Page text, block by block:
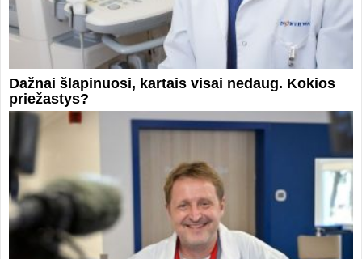
Dažnai šlapinuosi, kartais visai nedaug. Kokios
priežastys?